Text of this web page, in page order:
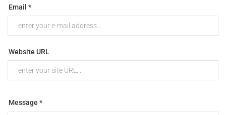
Email *
Website URL
Message *